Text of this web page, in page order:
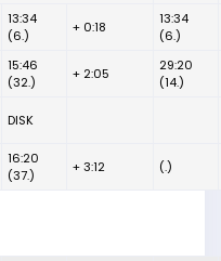
13:34
(6.)
+ 0:18
13:34
(6.)
15:46
(32.)
+ 2:05
29:20
(14.)
DISK
16:20
(37.)
+ 3:12 (.)